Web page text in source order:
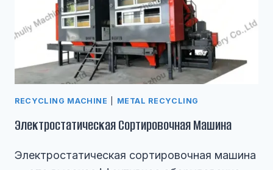
RECYCLING MACHINE METAL RECYCLING
Электростатическая Сортировочная Машина
Электростатическая сортировочная машина